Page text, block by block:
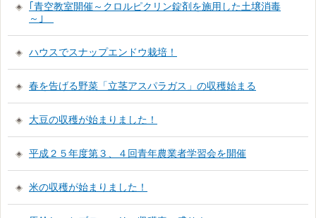
｢青空教室開催～クロルピクリン錠剤を施用した土壌消毒
～｣
ハウスでスナップエンドウ栽培！
春を告げる野菜「立茎アスパラガス」の収穫始まる
大豆の収穫が始まりました！
平成２５年度第３、４回青年農業者学習会を開催
米の収穫が始まりました！